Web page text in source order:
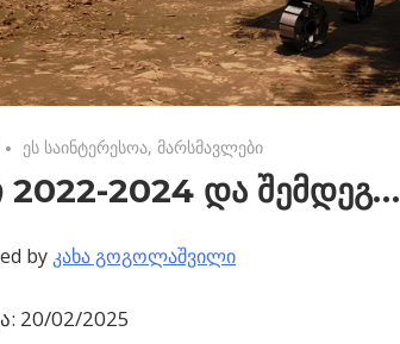
No comments
ეს საინტერესოა,მარსმავლები
2022-2024 და შემდეგ…
by კახა გოგოლაშვილი
20/02/2025